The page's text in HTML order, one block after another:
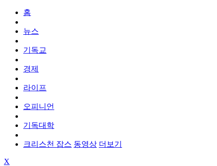
홈
뉴스
기독교
경제
라이프
오피니언
기독대학
크리스천 잡스 동영상 더보기
X